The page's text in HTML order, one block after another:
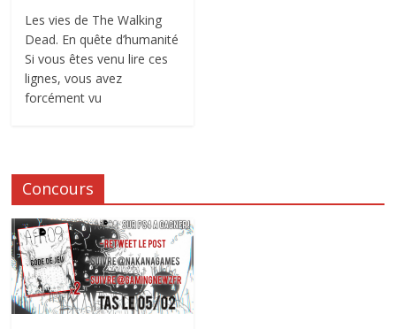
Les vies de The Walking
Dead. En quête d’humanité
Si vous êtes venu lire ces
lignes, vous avez
forcément vu
Concours